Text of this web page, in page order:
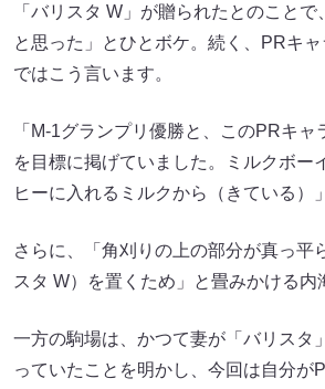
「バリスタ W」が贈られたとのこと
と思った」とひとボケ。続く、PRキ
ではこう言います。
「M-1グランプリ優勝と、このPRキャ
を目標に掲げていました。ミルクボー
ヒーに入れるミルクから（きている）」
さらに、「角刈りの上の部分が真っ平
スタ W）を置くため」と畳みかける内
一方の駒場は、かつて妻が「バリスタ
っていたことを明かし、今回は自分が